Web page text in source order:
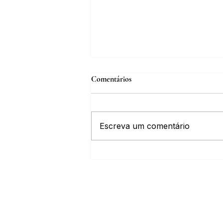
Comentários
Escreva um comentário